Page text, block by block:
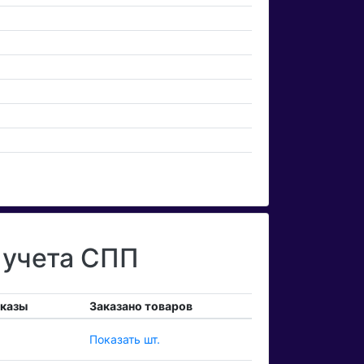
СПП
Заказано товаров
Показать шт.